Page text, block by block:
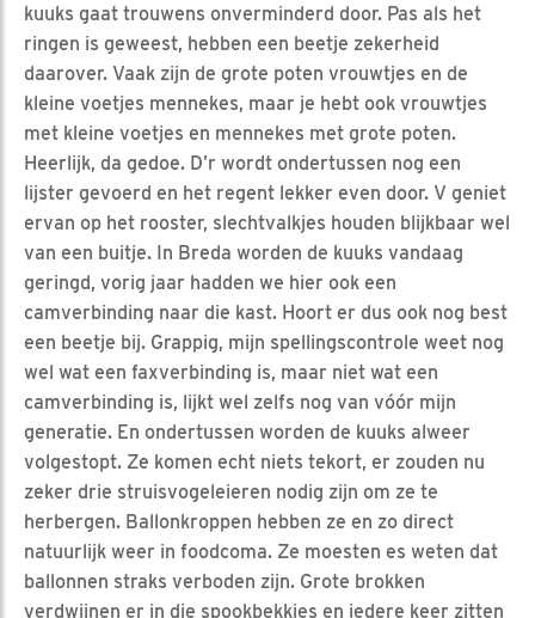
kuuks gaat trouwens onverminderd door. Pas als het
ringen is geweest, hebben een beetje zekerheid
daarover. Vaak zijn de grote poten vrouwtjes en de
kleine voetjes mennekes, maar je hebt ook vrouwtjes
met kleine voetjes en mennekes met grote poten.
Heerlijk, da gedoe. D’r wordt ondertussen nog een
lijster gevoerd en het regent lekker even door. V geniet
ervan op het rooster, slechtvalkjes houden blijkbaar wel
van een buitje. In Breda worden de kuuks vandaag
geringd, vorig jaar hadden we hier ook een
camverbinding naar die kast. Hoort er dus ook nog best
een beetje bij. Grappig, mijn spellingscontrole weet nog
wel wat een faxverbinding is, maar niet wat een
camverbinding is, lijkt wel zelfs nog van vóór mijn
generatie. En ondertussen worden de kuuks alweer
volgestopt. Ze komen echt niets tekort, er zouden nu
zeker drie struisvogeleieren nodig zijn om ze te
herbergen. Ballonkroppen hebben ze en zo direct
natuurlijk weer in foodcoma. Ze moesten es weten dat
ballonnen straks verboden zijn. Grote brokken
verdwijnen er in die spookbekkies en iedere keer zitten